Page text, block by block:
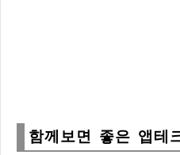
함께보면 좋은 앱테